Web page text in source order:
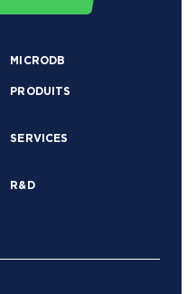
MICRODB
PRODUITS
SERVICES
R&D